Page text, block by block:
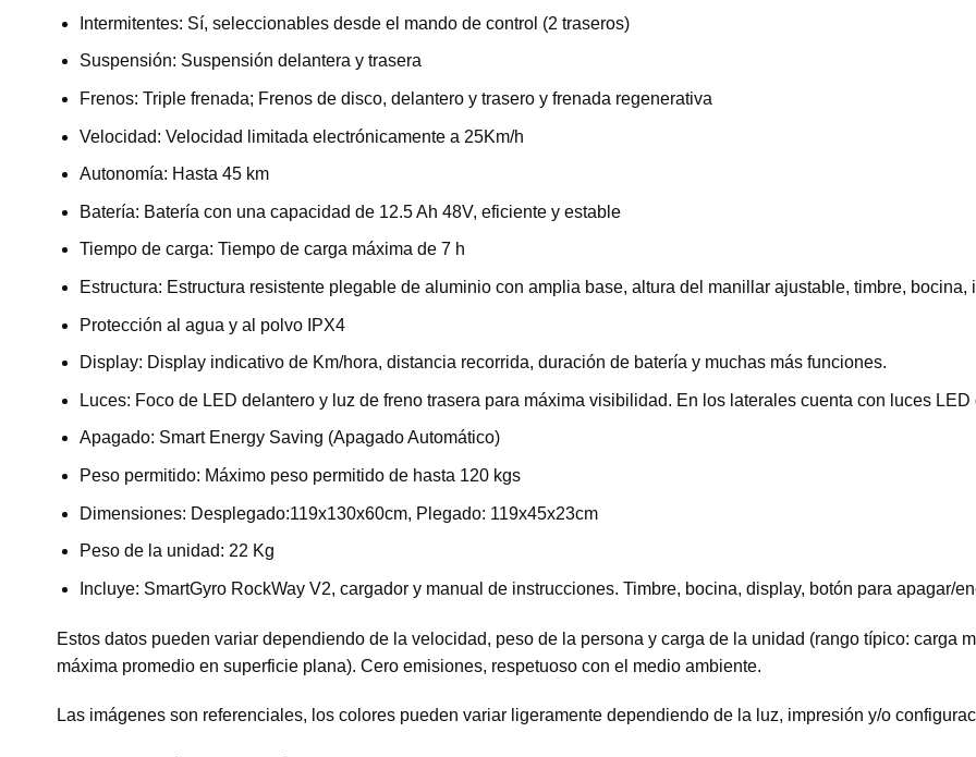
Intermitentes: Sí, seleccionables desde el mando de control (2 traseros)
Suspensión: Suspensión delantera y trasera
Frenos: Triple frenada; Frenos de disco, delantero y trasero y frenada regenerativa
Velocidad: Velocidad limitada electrónicamente a 25Km/h
Autonomía: Hasta 45 km
Batería: Batería con una capacidad de 12.5 Ah 48V, eficiente y estable
Tiempo de carga: Tiempo de carga máxima de 7 h
Estructura: Estructura resistente plegable de aluminio con amplia base, altura del manillar ajustable, timbre, bocina,
Protección al agua y al polvo IPX4
Display: Display indicativo de Km/hora, distancia recorrida, duración de batería y muchas más funciones.
Luces: Foco de LED delantero y luz de freno trasera para máxima visibilidad. En los laterales cuenta con luces
Apagado: Smart Energy Saving (Apagado Automático)
Peso permitido: Máximo peso permitido de hasta 120 kgs
Dimensiones: Desplegado:119x130x60cm, Plegado: 119x45x23cm
Peso de la unidad: 22 Kg
Incluye: SmartGyro RockWay V2, cargador y manual de instrucciones. Timbre, bocina, display, botón para apagar/
Estos datos pueden variar dependiendo de la velocidad, peso de la persona y carga de la unidad (rango típico: carga
máxima promedio en superficie plana). Cero emisiones, respetuoso con el medio ambiente.
Las imágenes son referenciales, los colores pueden variar ligeramente dependiendo de la luz, impresión y/o